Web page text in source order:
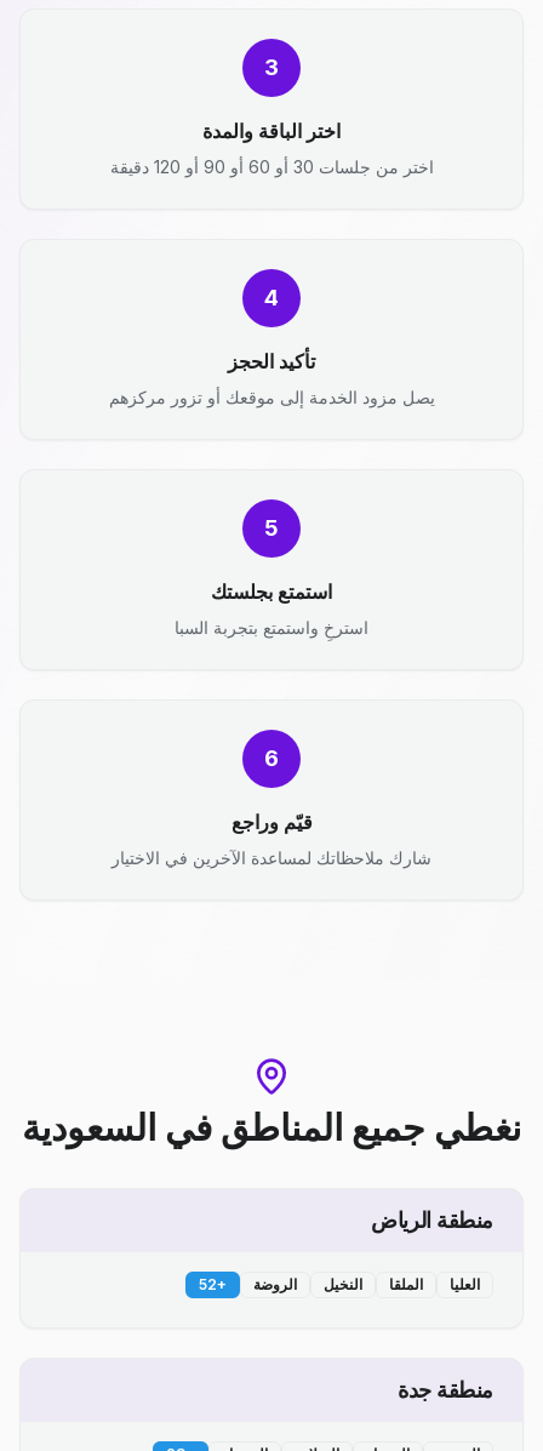
3
اختر الباقة والمدة
اختر من جلسات 30 أو 60 أو 90 أو 120 دقيقة
4
تأكيد الحجز
يصل مزود الخدمة إلى موقعك أو تزور مركزهم
5
استمتع بجلستك
استرخِ واستمتع بتجربة السبا
6
قيّم وراجع
شارك ملاحظاتك لمساعدة الآخرين في الاختيار
نغطي جميع المناطق في السعودية
منطقة الرياض
العليا الملقا النخيل الروضة +
52
منطقة جدة